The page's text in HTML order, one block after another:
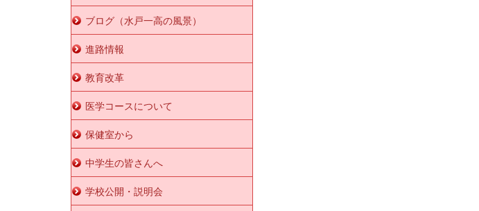
ブログ（水戸一高の風景）
進路情報
教育改革
医学コースについて
保健室から
中学生の皆さんへ
学校公開・説明会